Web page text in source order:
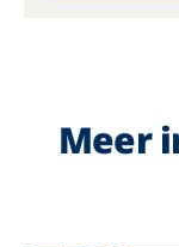
Meer